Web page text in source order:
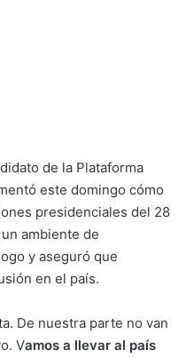
de la Plataforma
este domingo cómo
presidenciales del 28
ambiente de
y aseguró que
en el país.
De nuestra parte no van
Vamos a llevar al país